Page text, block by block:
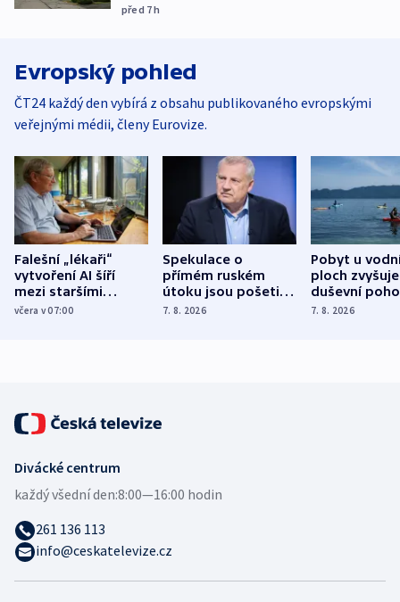
před 7h
Evropský pohled
ČT24 každý den vybírá z obsahu publikovaného evropskými
veřejnými médii, členy Eurovize.
Falešní „lékaři“
vytvoření AI šíří
mezi staršími
Poláky nebezpečné
včera v 07:00
Spekulace o
přímém ruském
útoku jsou pošetilé,
míní estonský
7. 8. 2026
Pobyt u
ploch zvyšuje
duševní
ukázala
7. 8. 2026
Divácké centrum
každý všední den:8:00—16:00 hodin
261 136 113
info@ceskatelevize.cz